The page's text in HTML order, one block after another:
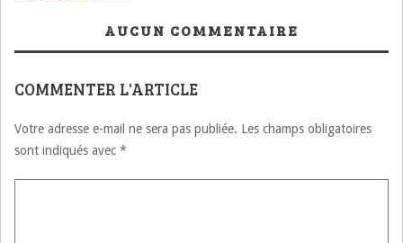
AUCUN COMMENTAIRE
COMMENTER L'ARTICLE
Votre adresse e-mail ne sera pas publiée. Les champs obligatoires
sont indiqués avec *